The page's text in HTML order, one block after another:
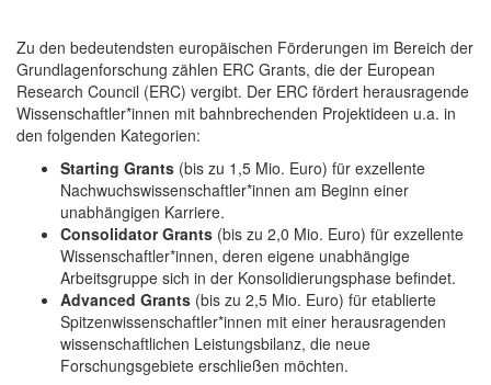
Zu den bedeutendsten europäischen Förderungen im Bereich der
Grundlagenforschung zählen ERC Grants, die der European
Research Council (ERC) vergibt. Der ERC fördert herausragende
Wissenschaftler*innen mit bahnbrechenden Projektideen u.a. in
den folgenden Kategorien:
Starting Grants (bis zu 1,5 Mio. Euro) für exzellente
Nachwuchswissenschaftler*innen am Beginn einer
unabhängigen Karriere.
Consolidator Grants (bis zu 2,0 Mio. Euro) für exzellente
Wissenschaftler*innen, deren eigene unabhängige
Arbeitsgruppe sich in der Konsolidierungsphase befindet.
Advanced Grants (bis zu 2,5 Mio. Euro) für etablierte
Spitzenwissenschaftler*innen mit einer herausragenden
wissenschaftlichen Leistungsbilanz, die neue
Forschungsgebiete erschließen möchten.